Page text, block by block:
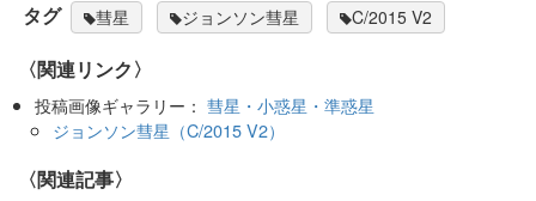
タグ 彗星 ジョンソン彗星 C/2015 V2
〈関連リンク〉
投稿画像ギャラリー：彗星・小惑星・準惑星
ジョンソン彗星（C/2015 V2）
関連記事